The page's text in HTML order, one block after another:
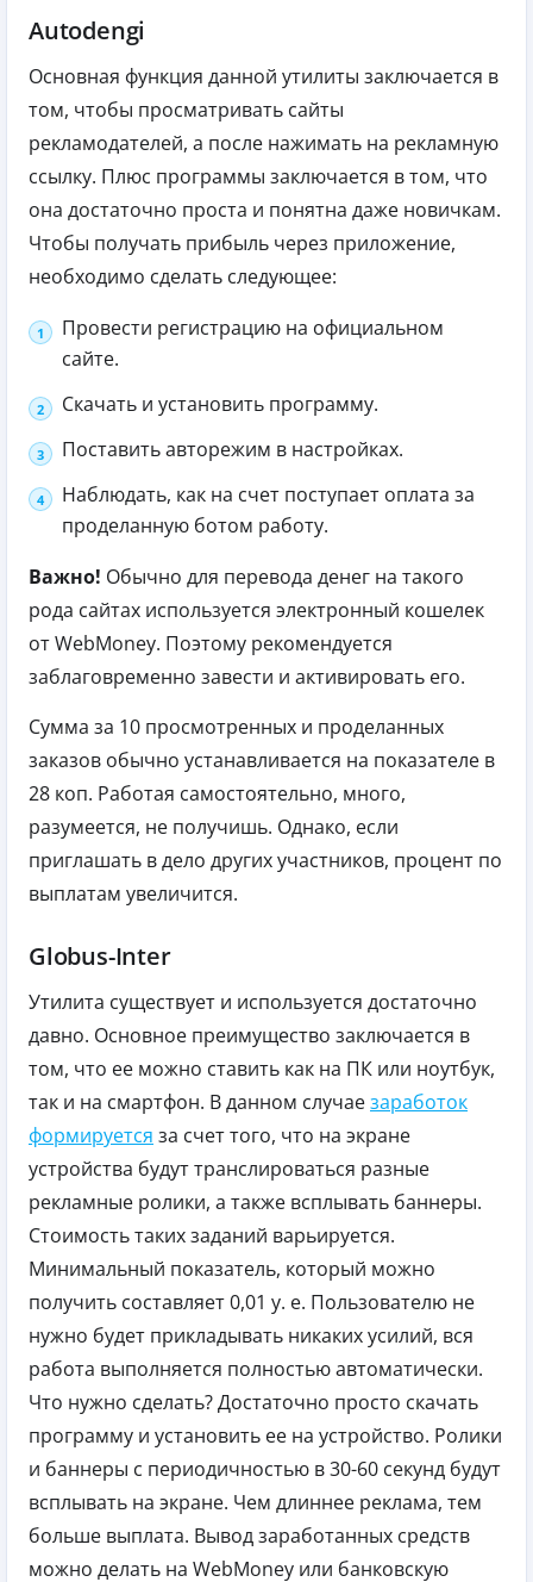
Autodengi
Основная функция данной утилиты заключается в
том, чтобы просматривать сайты
рекламодателей, а после нажимать на рекламную
ссылку. Плюс программы заключается в том, что
она достаточно проста и понятна даже новичкам.
Чтобы получать прибыль через приложение,
необходимо сделать следующее:
Провести регистрацию на официальном
сайте.
Скачать и установить программу.
Поставить авторежим в настройках.
Наблюдать, как на счет поступает оплата за
проделанную ботом работу.
Важно! Обычно для перевода денег на такого
рода сайтах используется электронный кошелек
от WebMoney. Поэтому рекомендуется
заблаговременно завести и активировать его.
Сумма за 10 просмотренных и проделанных
заказов обычно устанавливается на показателе в
28 коп. Работая самостоятельно, много,
разумеется, не получишь. Однако, если
приглашать в дело других участников, процент по
выплатам увеличится.
Globus-Inter
Утилита существует и используется достаточно
давно. Основное преимущество заключается в
том, что ее можно ставить как на ПК или ноутбук,
так и на смартфон. В данном случаезаработок
формируется за счет того, что на экране
устройства будут транслироваться разные
рекламные ролики, а также всплывать баннеры.
Стоимость таких заданий варьируется.
Минимальный показатель, который можно
получить составляет 0,01 у. е. Пользователю не
нужно будет прикладывать никаких усилий, вся
работа выполняется полностью автоматически.
Что нужно сделать? Достаточно просто скачать
программу и установить ее на устройство. Ролики
и баннеры с периодичностью в 30-60 секунд будут
всплывать на экране. Чем длиннее реклама, тем
больше выплата. Вывод заработанных средств
можно делать на WebMoney или банковскую